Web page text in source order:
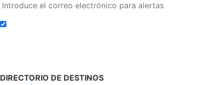
DIRECTORIO DE DESTINOS